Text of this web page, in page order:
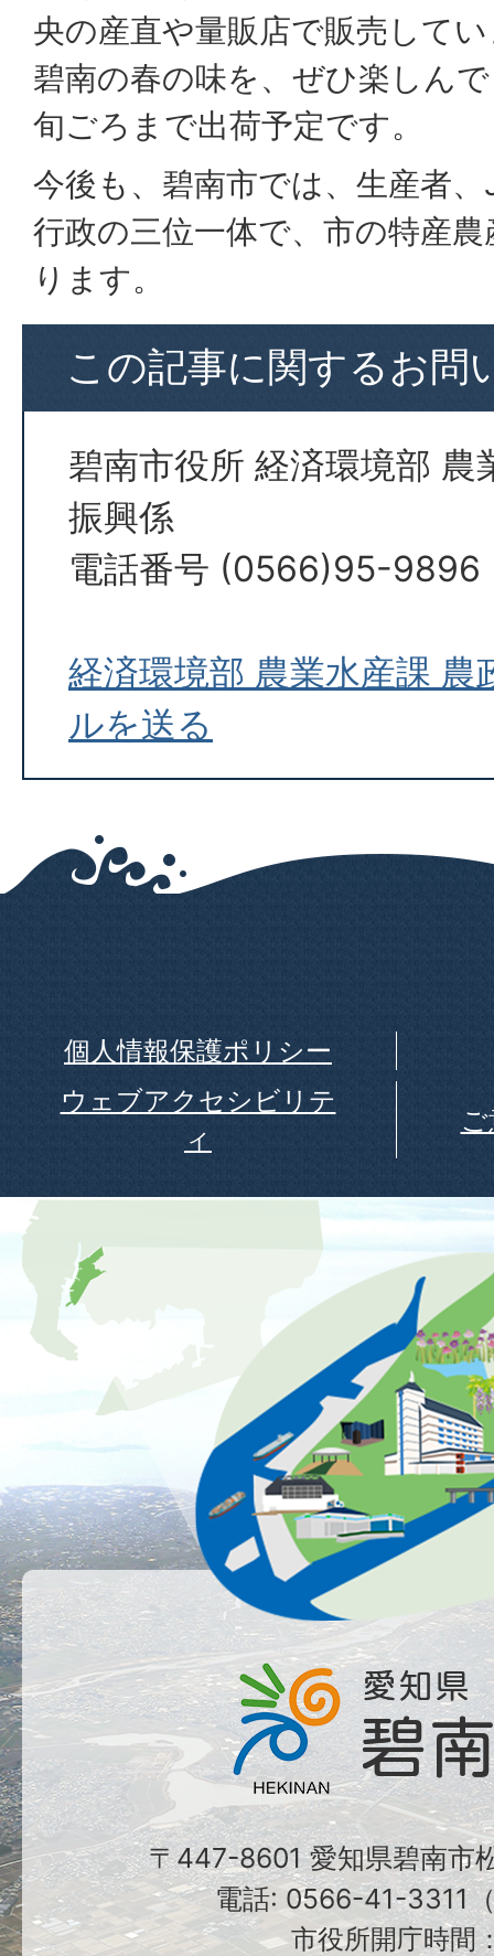
央の産直や量販店で販売して
碧南の春の味を、ぜひ楽しん
旬ごろまで出荷予定です。
今後も、碧南市では、生産者
行政の三位一体で、市の特産
ります。
この記事に関するお問
碧南市役所 経済環境部 農
振興係
電話番号 (0566)95-9896
経済環境部 農業水産課 農
ルを送る
個人情報保護ポリシー
ウェブアクセシビリテ
ィ
〒447-8601 愛知県碧南市
電話: 0566-41-3311
市役所開庁時間